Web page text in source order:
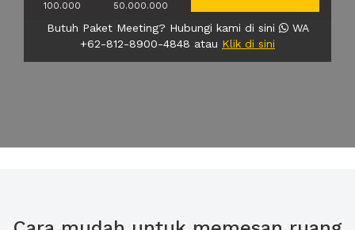
100.000
50.000.000
Butuh Paket Meeting? Hubungi kami di sini
WA
+62-812-8900-4848 atau Klik di sini